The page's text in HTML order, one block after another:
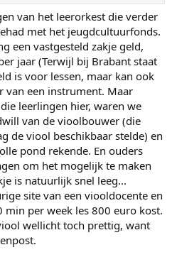
van het leerorkest die verder
met het jeugdcultuurfonds.
een vastgesteld zakje geld,
jaar (Terwijl bij Brabant staat
is voor lessen, maar kan ook
van een instrument. Maar
leerlingen hier, waren we
van de vioolbouwer (die
de viool beschikbaar stelde) en
pond rekende. En ouders
om het mogelijk te maken
is natuurlijk snel leeg...
site van een viooldocente en
min per week les 800 euro kost.
wellicht toch prettig, want